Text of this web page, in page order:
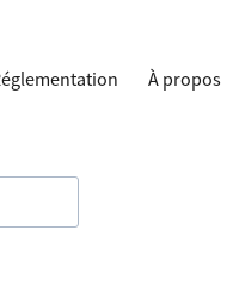
À propos